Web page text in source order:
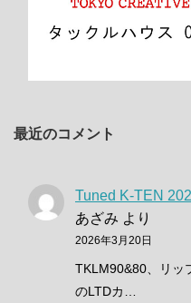
最近のコメント
Tuned K-TEN
あざみ より
2026年3月20日
TKLM90&80、リッ
のLTDカ…